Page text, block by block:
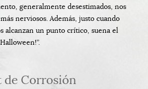
generalmente desestimados, nos
nerviosos. Además, justo cuando
alcanzan un punto crítico, suena el
Corrosión